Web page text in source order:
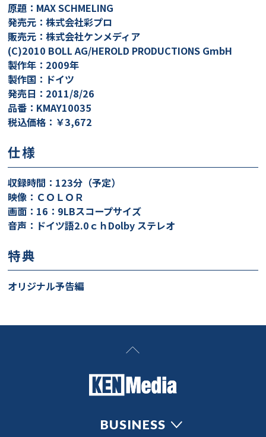
原題：MAX SCHMELING
発売元：株式会社彩プロ
販売元：株式会社ケンメディア
(C)2010 BOLL AG/HEROLD PRODUCTIONS GmbH
製作年：2009年
製作国：ドイツ
発売日：2011/8/26
品番：KMAY10035
税込価格：￥3,672
仕様
収録時間：123分（予定）
映像：ＣＯＬＯＲ
画面：16：9LBスコープサイズ
音声：ドイツ語2.0ｃｈDolby ステレオ
特典
オリジナル予告編
BUSINESS